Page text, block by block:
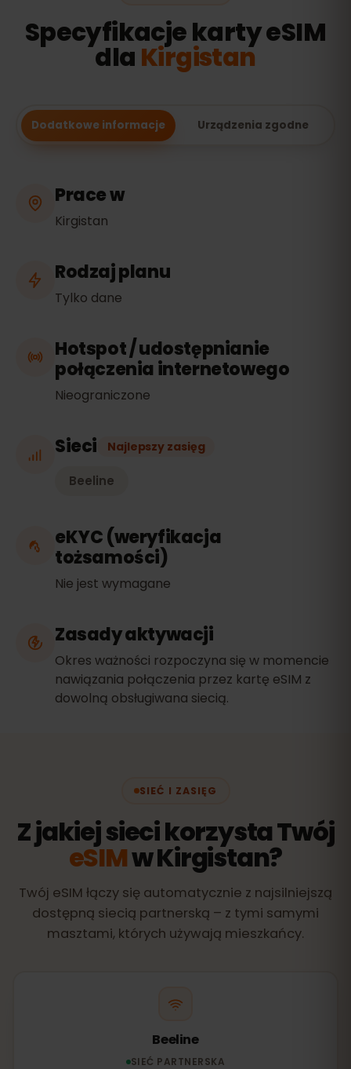
Specyfikacje karty eSIM
dla Kirgistan
Dodatkowe informacje Urządzenia zgodne
Prace w
Kirgistan
Rodzaj planu
Tylko dane
Hotspot / udostępnianie
połączenia internetowego
Nieograniczone
Sieci Najlepszy zasięg
Beeline
eKYC (weryfikacja
tożsamości)
Nie jest wymagane
Zasady aktywacji
Okres ważności rozpoczyna się w momencie
nawiązania połączenia przez kartę eSIM z
dowolną obsługiwana siecią.
SIEĆ I ZASIĘG
Z jakiej sieci korzysta Twój
eSIMw Kirgistan?
Twój eSIM łączy się automatycznie z najsilniejszą
dostępną siecią partnerską – z tymi samymi
masztami, których używają mieszkańcy.
Beeline
SIEĆ PARTNERSKA